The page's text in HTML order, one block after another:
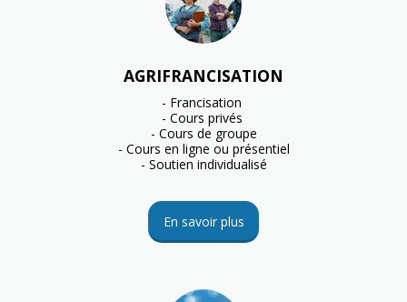
AGRIFRANCISATION
- Francisation
- Cours privés
- Cours de groupe
- Cours en ligne ou présentiel
- Soutien individualisé
En savoir plus